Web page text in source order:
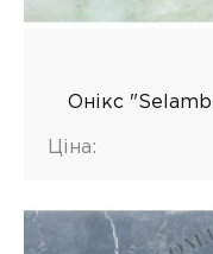
Онікс
Ціна: